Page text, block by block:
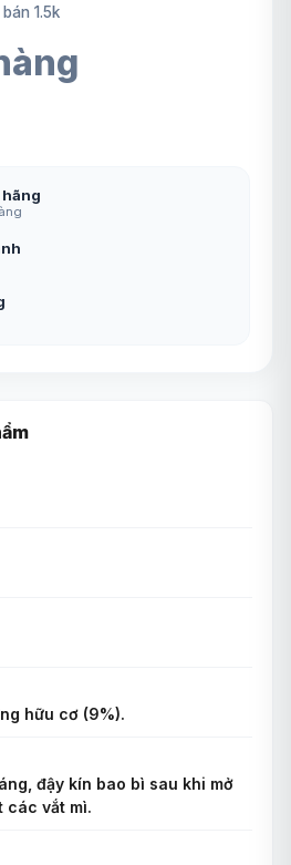
1.5k
hữu cơ (9%).
đậy kín bao bì sau khi mở
các vắt mì.